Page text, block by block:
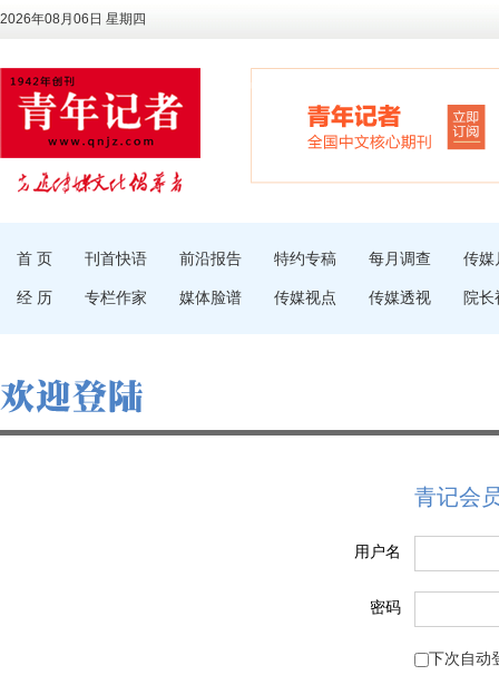
2026年08月06日 星期四
首 页 刊首快语 前沿报告 特约专稿 每月调查 传媒
经 历 专栏作家 媒体脸谱 传媒视点 传媒透视 院长
青记会
用户名
密码
下次自动